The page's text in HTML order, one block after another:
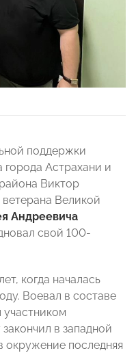
поддержки
города Астрахани и
Виктор
Великой
Андреевича
свой 100-
когда началась
Воевал в составе
в западной
окружение последняя